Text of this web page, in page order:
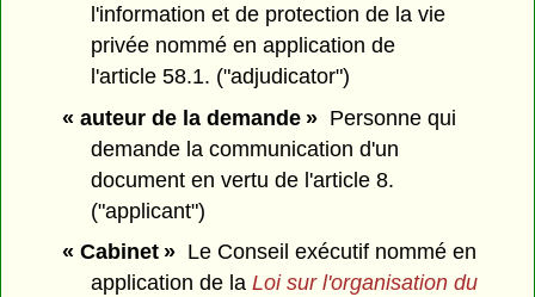
l'information et de protection de la vie
privée nommé en application de
l'article 58.1. ("adjudicator")
« auteur de la demande »Personne qui
demande la communication d'un
document en vertu de l'article 8.
("applicant")
« Cabinet »Le Conseil exécutif nommé en
application de laLoi sur l'organisation du